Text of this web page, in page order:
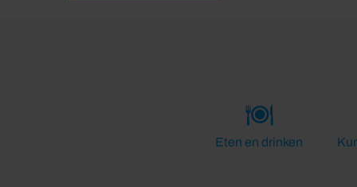
Eten en drinken